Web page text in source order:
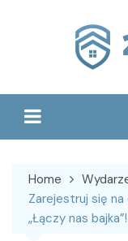
Home
Zarejestruj się
„Łączy nas bajka”!